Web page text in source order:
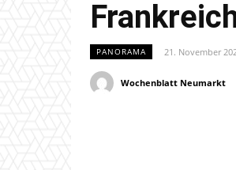
PANORAMA 21. November
Wochenblatt Neumarkt